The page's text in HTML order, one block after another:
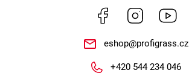
Facebook Instagram
eshop@profigrass.cz
+420 544 234 046